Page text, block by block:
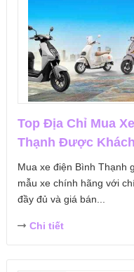
Top Địa Chỉ Mua
Thạnh Được
Mua xe điện Bình Thạnh
mẫu xe chính hãng với
đầy đủ và giá bán...
Chi tiết